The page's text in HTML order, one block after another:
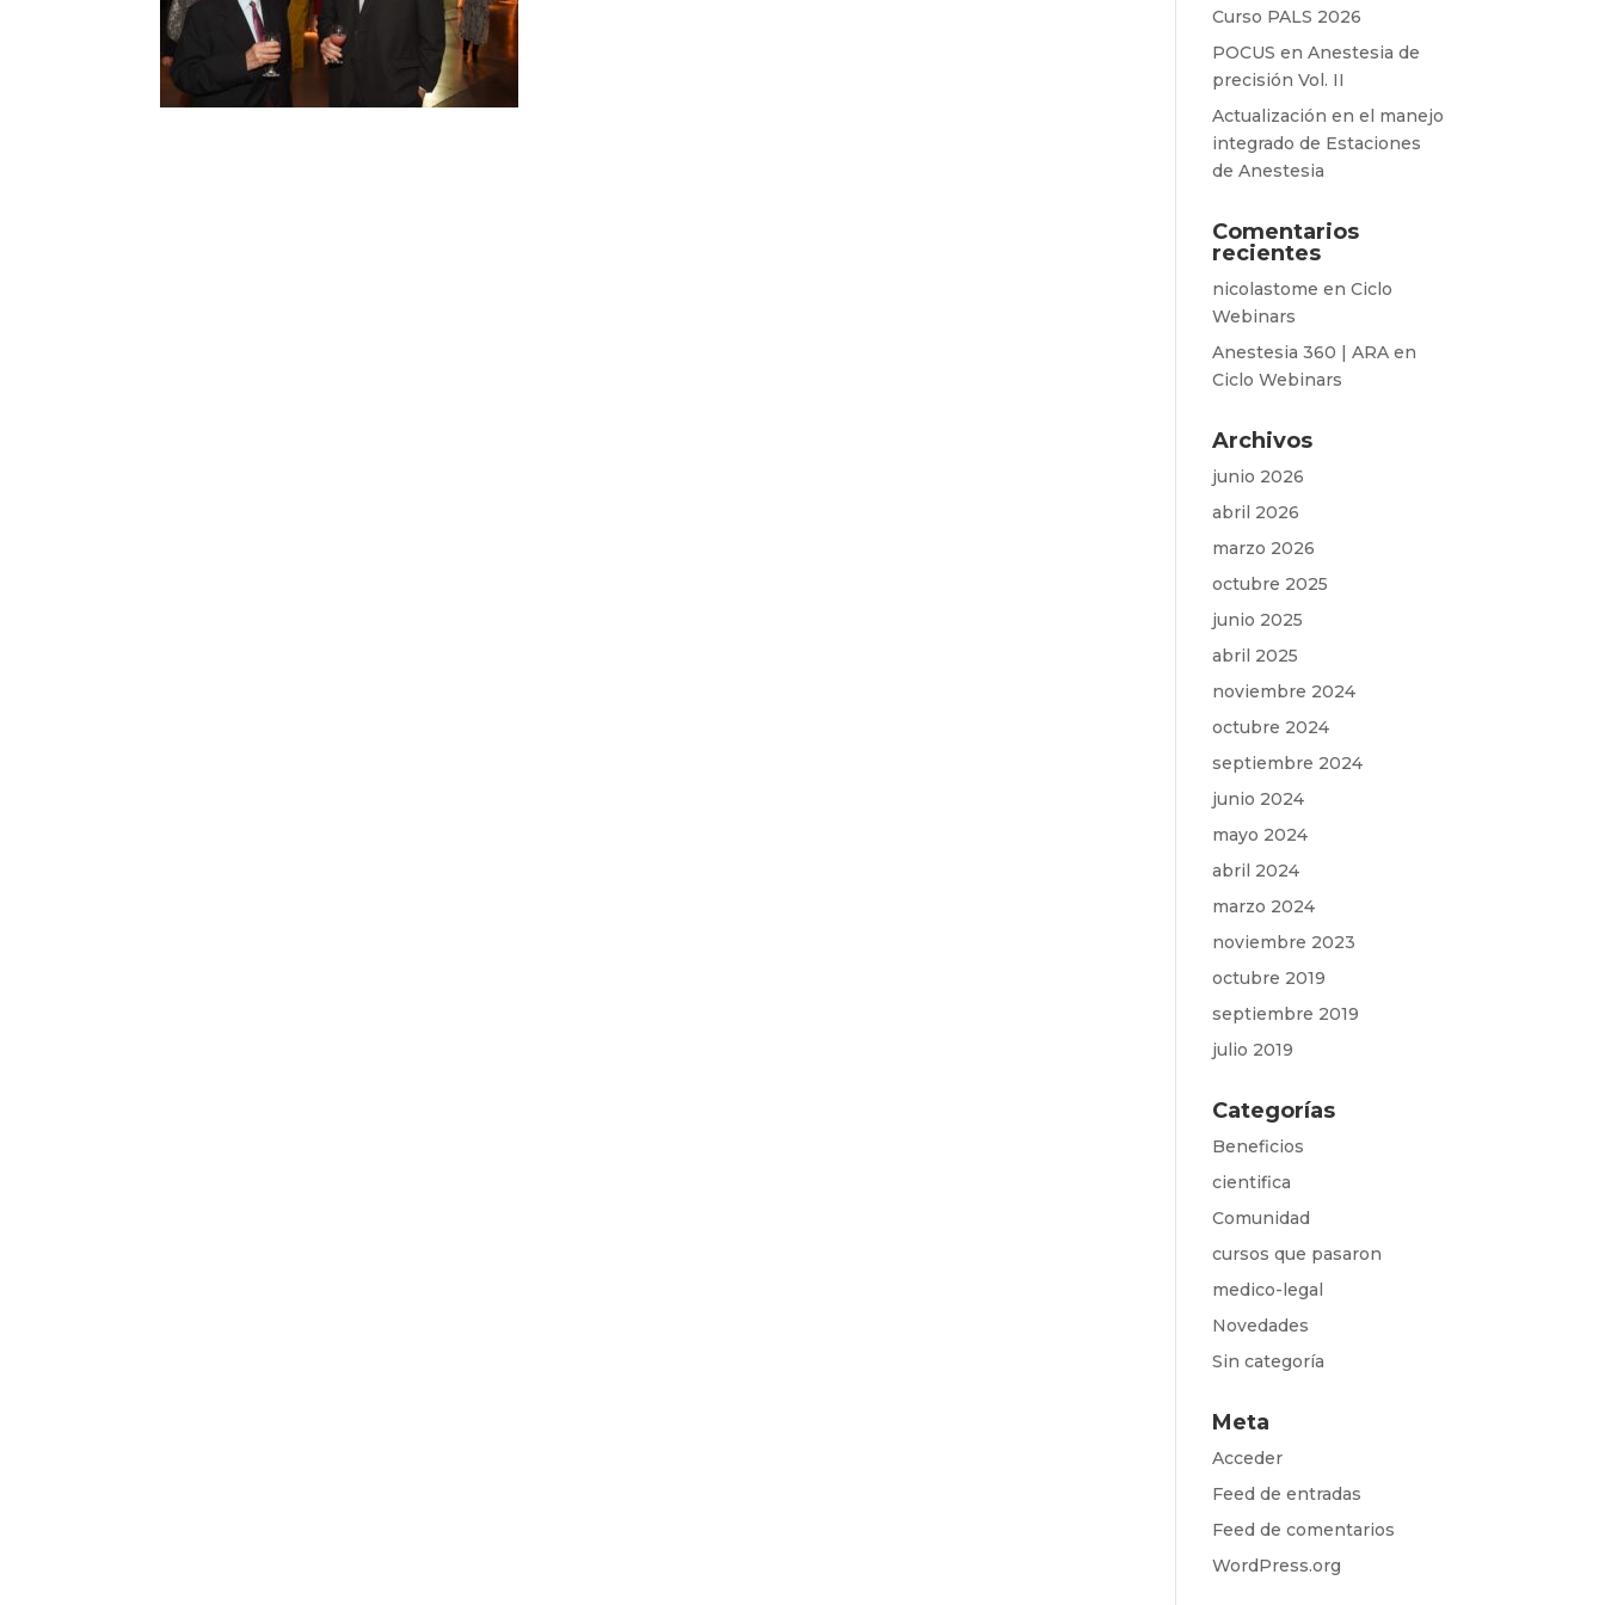
Curso PALS 2026
POCUS en Anestesia de
precisión Vol. II
Actualización en el manejo
integrado de Estaciones
de Anestesia
Comentarios
recientes
nicolastome enCiclo
Webinars
Anestesia 360 | ARA en
Ciclo Webinars
Archivos
junio 2026
abril 2026
marzo 2026
octubre 2025
junio 2025
abril 2025
noviembre 2024
octubre 2024
septiembre 2024
junio 2024
mayo 2024
abril 2024
marzo 2024
noviembre 2023
octubre 2019
septiembre 2019
julio 2019
Categorías
Beneficios
cientifica
Comunidad
cursos que pasaron
medico-legal
Novedades
Sin categoría
Meta
Acceder
Feed de entradas
Feed de comentarios
WordPress.org